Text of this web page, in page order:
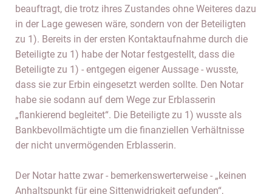
beauftragt, die trotz ihres Zustandes ohne Weiteres dazu
in der Lage gewesen wäre, sondern von der Beteiligten
zu 1). Bereits in der ersten Kontaktaufnahme durch die
Beteiligte zu 1) habe der Notar festgestellt, dass die
Beteiligte zu 1) - entgegen eigener Aussage - wusste,
dass sie zur Erbin eingesetzt werden sollte. Den Notar
habe sie sodann auf dem Wege zur Erblasserin
„flankierend begleitet“. Die Beteiligte zu 1) wusste als
Bankbevollmächtigte um die finanziellen Verhältnisse
der nicht unvermögenden Erblasserin.
Der Notar hatte zwar - bemerkenswerterweise - „keinen
Anhaltspunkt für eine Sittenwidrigkeit gefunden“,